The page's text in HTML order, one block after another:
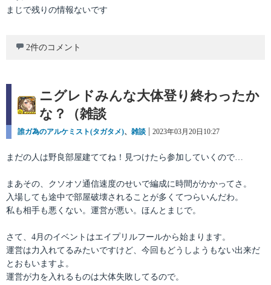
まじで残りの情報ないです
2件のコメント
ニグレドみんな大体登り終わったか
な？（雑談
カ
ゴ
誰ガ為のアルケミスト(タガタメ)、 雑談
投
日:
2023年03月20日10:27
まだの人は野良部屋建ててね！見つけたら参加していくので…
まあその、クソオソ通信速度のせいで編成に時間がかかってさ。
入場しても途中で部屋破壊されることが多くてつらいんだわ。
私も相手も悪くない。運営が悪い。ほんとまじで。
さて、4月のイベントはエイプリルフールから始まります。
運営は力入れてるみたいですけど、今回もどうしようもない出来だ
とおもいますよ。
運営が力を入れるものは大体失敗してるので。